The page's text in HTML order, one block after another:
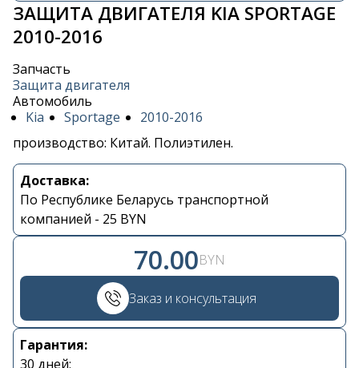
ЗАЩИТА ДВИГАТЕЛЯ KIA SPORTAGE
2010-2016
Запчасть
Защита двигателя
Автомобиль
Kia
Sportage
2010-2016
производство: Китай. Полиэтилен.
Доставка:
По Республике Беларусь транспортной
компанией - 25 BYN
70.00BYN
Заказ и консультация
Гарантия:
30 дней;
Контакты
+375 29 870 15 80
Viber
shupik21@bk.ru